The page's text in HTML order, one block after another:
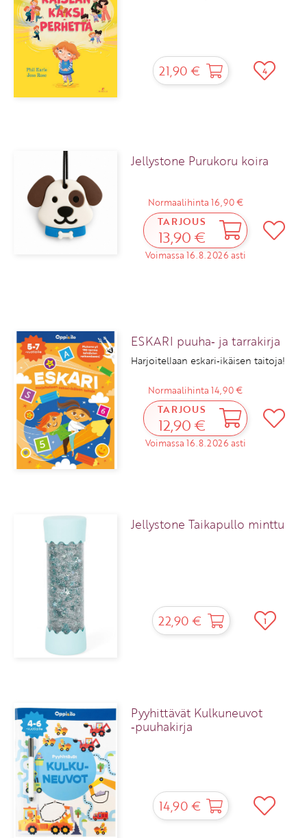
21,90 € 4
Jellystone Purukoru koira
Normaalihinta 16,90 €
TARJOUS
13,90 €
Voimassa 16.8.2026 asti
ESKARI puuha‑ ja tarrakirja
Harjoitellaan eskari‑ikäisen taitoja!
Normaalihinta 14,90 €
TARJOUS
12,90 €
Voimassa 16.8.2026 asti
Jellystone Taikapullo minttu
22,90 € 1
Pyyhittävät Kulkuneuvot
‑puuhakirja
14,90 €